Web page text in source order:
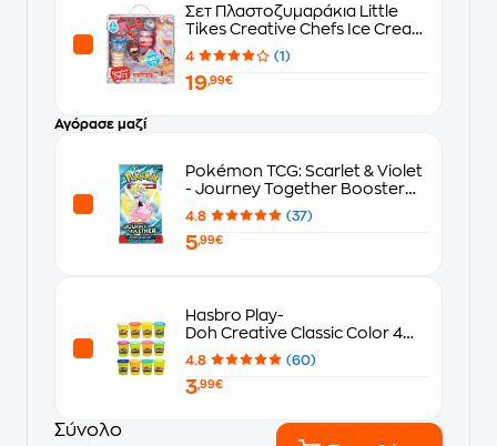
Σετ Πλαστοζυμαράκια Little
Tikes Creative Chefs Ice Cream
Kit
4 (1)
19,99€
Αγόρασε μαζί
Pokémon TCG: Scarlet & Violet
- Journey Together Booster
Blister
4.8 (37)
5,99€
Hasbro Play-
Doh Creative Classic Color 4
Σχέδια - Τυχαία Επιλογή
4.8 (60)
3,99€
Σύνολο